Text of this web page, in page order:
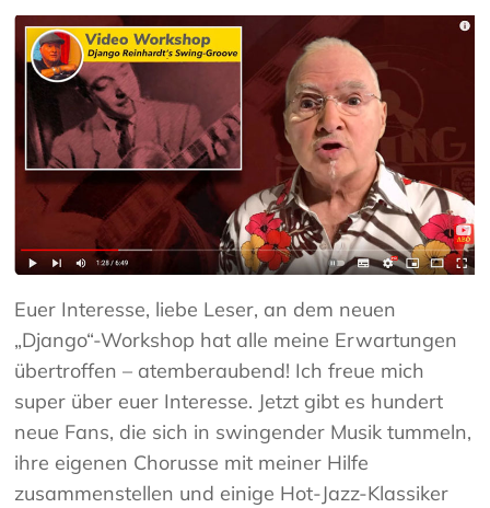
Euer Interesse, liebe Leser, an dem neuen
„Django“-Workshop hat alle meine Erwartungen
übertroffen – atemberaubend! Ich freue mich
super über euer Interesse. Jetzt gibt es hundert
neue Fans, die sich in swingender Musik tummeln,
ihre eigenen Chorusse mit meiner Hilfe
zusammenstellen und einige Hot-Jazz-Klassiker